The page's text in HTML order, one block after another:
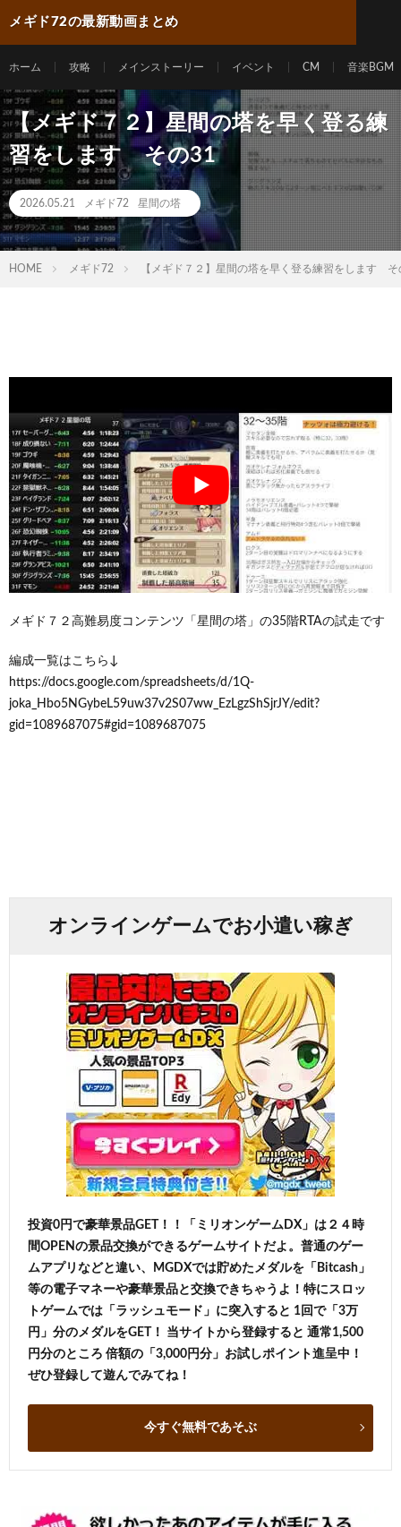
メギド72の最新動画まとめ
ホーム 攻略 メインストーリー イベント CM 音楽BGM
【メギド７２】星間の塔を早く登る練
習をします その31
2026.05.21 メギド72 星間の塔
HOME メギド72 【メギド７２】星間の塔を早く登る練習をします そ
メギド７２高難易度コンテンツ「星間の塔」の35階RTAの試走です
編成一覧はこちら↓
https://docs.google.com/spreadsheets/d/1Q-
joka_Hbo5NGybeL59uw37v2S07ww_EzLgzShSjrJY/edit?
gid=1089687075#gid=1089687075
オンラインゲームでお小遣い稼ぎ
投資0円で豪華景品GET！！「ミリオンゲームDX」は２４時
間OPENの景品交換ができるゲームサイトだよ。普通のゲー
ムアプリなどと違い、MGDXでは貯めたメダルを「Bitcash」
等の電子マネーや豪華景品と交換できちゃうよ！特にスロッ
トゲームでは「ラッシュモード」に突入すると 1回で「3万
円」分のメダルをGET！ 当サイトから登録すると 通常1,500
円分のところ 倍額の「3,000円分」お試しポイント進呈中！
ぜひ登録して遊んでみてね！
今すぐ無料であそぶ